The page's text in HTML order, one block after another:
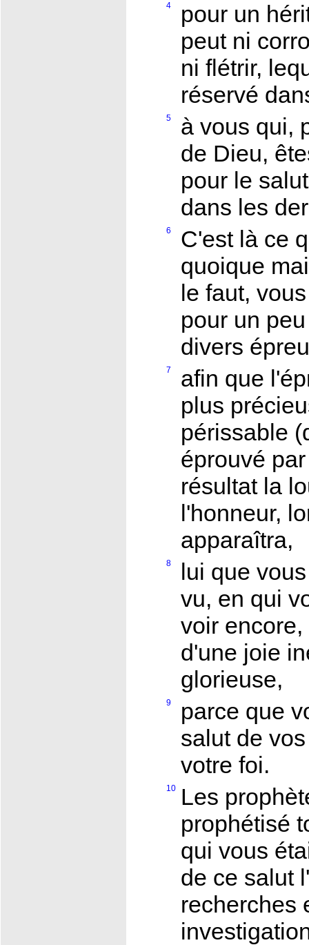
4
pour un
peut ni
ni flétrir,
réservé
5
à vous qui,
de Dieu,
pour le
dans les
6
C'est là ce
quoique
le faut,
pour un
divers
7
afin que
plus
périssable
éprouvé
résultat la
l'honneur,
apparaîtra,
8
lui que
vu, en qui
voir
d'une joie
glorieuse,
9
parce que
salut de
votre foi.
10
Les
prophétisé
qui vous
de ce salut
recherches